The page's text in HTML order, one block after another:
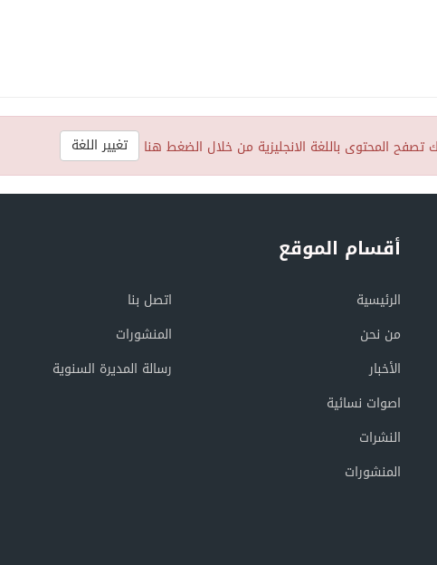
تصفح المحتوى باللغة الانجليزية من خلال الضغط هنا تغيير اللغة
أقسام الموقع
الرئيسية
من نحن
الأخبار
اصوات نسائية
النشرات
المنشورات
اتصل بنا
المنشورات
رسالة المديرة السنوية